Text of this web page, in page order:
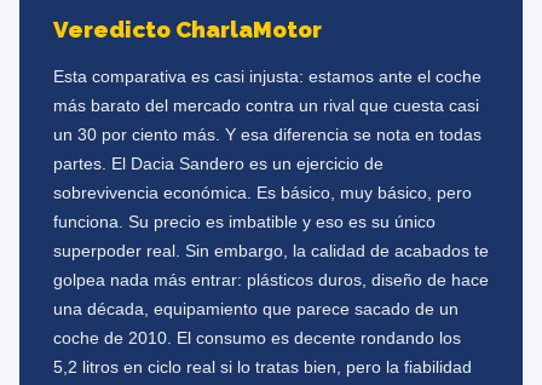
Veredicto CharlaMotor
Esta comparativa es casi injusta: estamos ante el coche
más barato del mercado contra un rival que cuesta casi
un 30 por ciento más. Y esa diferencia se nota en todas
partes. El Dacia Sandero es un ejercicio de
sobrevivencia económica. Es básico, muy básico, pero
funciona. Su precio es imbatible y eso es su único
superpoder real. Sin embargo, la calidad de acabados te
golpea nada más entrar: plásticos duros, diseño de hace
una década, equipamiento que parece sacado de un
coche de 2010. El consumo es decente rondando los
5,2 litros en ciclo real si lo tratas bien, pero la fiabilidad